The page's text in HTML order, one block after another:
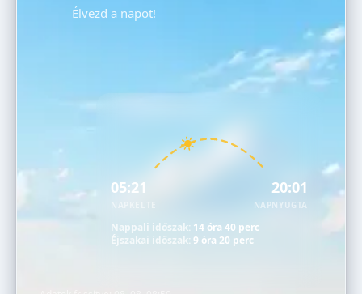
Élvezd a napot!
05:21 20:01
NAPNYUGTA
Nappali időszak: 14 óra 40 perc
Éjszakai időszak: 9 óra 20 perc